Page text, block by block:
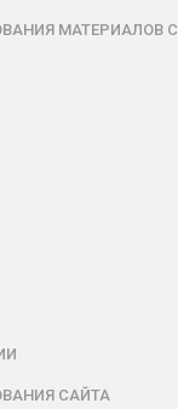
МАТЕРИАЛОВ
САЙТА